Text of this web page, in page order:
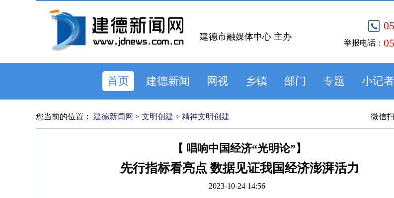
举报电话：
建德市融媒体中心 主办
首页 建德新闻 网视 乡镇 部门 专题 小记者
您当前的位置： 建德新闻网 > 文明创建 > 精神文明创建 微信
【 唱响中国经济“光明论”】
先行指标看亮点 数据见证我国经济澎湃活力
2023-10-24 14:56